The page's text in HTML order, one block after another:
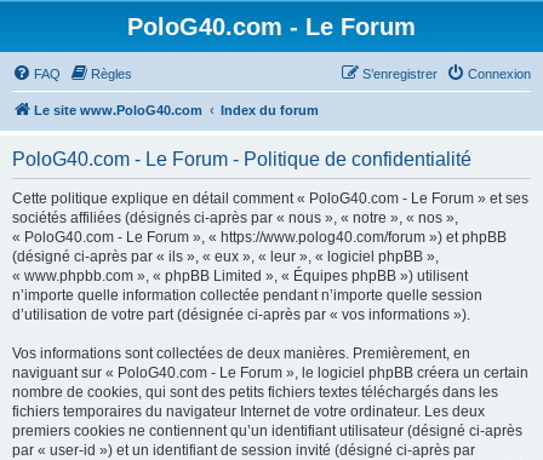
PoloG40.com - Le Forum
FAQ Règles Connexion
S’enregistrer
Le site www.PoloG40.com Index du forum
PoloG40.com - Le Forum - Politique de confidentialité
Cette politique explique en détail comment « PoloG40.com - Le Forum » et ses
sociétés affiliées (désignés ci-après par « nous », « notre », « nos »,
« PoloG40.com - Le Forum », « https://www.polog40.com/forum ») et phpBB
(désigné ci-après par « ils », « eux », « leur », « logiciel phpBB »,
« www.phpbb.com », « phpBB Limited », « Équipes phpBB ») utilisent
n’importe quelle information collectée pendant n’importe quelle session
d’utilisation de votre part (désignée ci-après par « vos informations »).
Vos informations sont collectées de deux manières. Premièrement, en
naviguant sur « PoloG40.com - Le Forum », le logiciel phpBB créera un certain
nombre de cookies, qui sont des petits fichiers textes téléchargés dans les
fichiers temporaires du navigateur Internet de votre ordinateur. Les deux
premiers cookies ne contiennent qu’un identifiant utilisateur (désigné ci-après
par « user-id ») et un identifiant de session invité (désigné ci-après par